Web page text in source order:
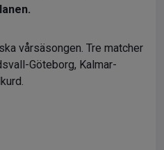
vårsäsongen. Tre matcher
Göteborg, Kalmar-